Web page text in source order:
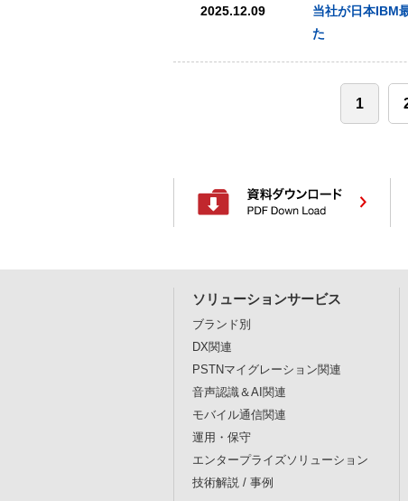
2025.12.09
当社が日本IBM
た
1
ソリューションサービス
ブランド別
DX関連
PSTNマイグレーション関連
音声認識＆AI関連
モバイル通信関連
運用・保守
エンタープライズソリューション
技術解説 / 事例